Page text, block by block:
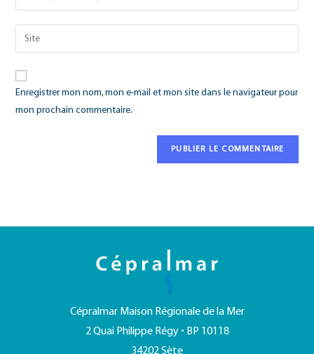
Enregistrer mon nom, mon e-mail et mon site dans le navigateur pour
mon prochain commentaire.
Cépralmar Maison Régionale de la Mer
2 Quai Philippe Régy • BP 10118
34202 Sète